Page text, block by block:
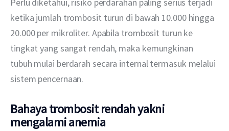
Perlu diketahui, risiko perdarahan paling serius terjadi
ketika jumlah trombosit turun di bawah 10.000 hingga
20.000 per mikroliter. Apabila trombosit turun ke
tingkat yang sangat rendah, maka kemungkinan
tubuh mulai berdarah secara internal termasuk melalui
sistem pencernaan.
Bahaya trombosit rendah yakni
mengalami anemia